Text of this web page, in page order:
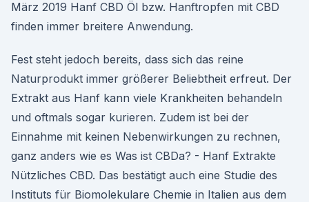
März 2019 Hanf CBD Öl bzw. Hanftropfen mit CBD
finden immer breitere Anwendung.
Fest steht jedoch bereits, dass sich das reine
Naturprodukt immer größerer Beliebtheit erfreut. Der
Extrakt aus Hanf kann viele Krankheiten behandeln
und oftmals sogar kurieren. Zudem ist bei der
Einnahme mit keinen Nebenwirkungen zu rechnen,
ganz anders wie es Was ist CBDa? - Hanf Extrakte
Nützliches CBD. Das bestätigt auch eine Studie des
Instituts für Biomolekulare Chemie in Italien aus dem